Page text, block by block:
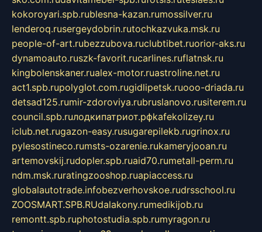
kokoroyari.spb.rublesna-kazan.rumossilver.ru
lenderoq.rusergeydobrin.rutochkazvuka.msk.ru
people-of-art.rubezzubova.ruclubtibet.ruorior-aks.ru
dynamoauto.ruszk-favorit.rucarlines.ruflatnsk.ru
kingbolenskaner.rualex-motor.ruastroline.net.ru
act1.spb.rupolyglot.com.rugidlipetsk.ruooo-driada.ru
detsad125.rumir-zdoroviya.rubruslanovo.rusiterem.ru
council.spb.ruлодкипатриот.рфkafekolizey.ru
iclub.net.rugazon-easy.rusugarepilekb.rugrinox.ru
pylesostineco.rumsts-ozarenie.rukameryjooan.ru
artemovskij.rudopler.spb.ruaid70.rumetall-perm.ru
ndm.msk.ruratingzooshop.ruapiaccess.ru
globalautotrade.infobezverhovskoe.rudrsschool.ru
ZOOSMART.SPB.RUdalakony.rumedikijob.ru
remontt.spb.ruphotostudia.spb.rumyragon.ru